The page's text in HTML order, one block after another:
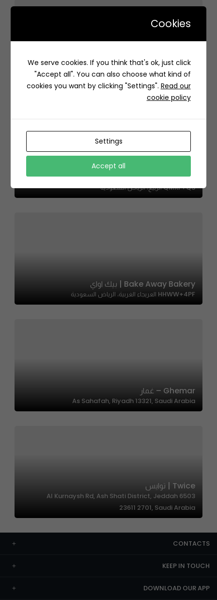
ENSALADA – انسلادا
Arco – أركو
QMRF+Q3 الربيع، الرياض السعودية
Bake Away Bakery | بيك اواي
HHWW+4PF العريجاء الغربية، الرياض السعودية
Ghemar – غمار
As Sahafah, Riyadh 13321, Saudi Arabia
Twice | توايس
6503 Al Kurnaysh Rd, Ash Shati District, Jeddah
23611 2701, Saudi Arabia
CONTACTS
KEEP IN TOUCH
DOWNLOAD OUR APP
Cookies
We serve cookies. If you think that's ok, just click
"Accept all". You can also choose what kind of
cookies you want by clicking "Settings". Read our
cookie policy
Settings
Accept all